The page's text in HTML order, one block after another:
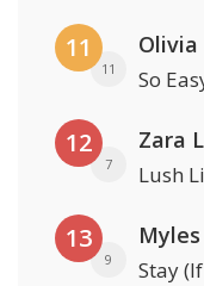
11
11
Olivia
So
12
7
Zara
Lush
13
9 Stay